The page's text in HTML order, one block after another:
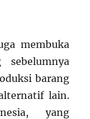
membuka
sebelumnya
barang
lain.
yang